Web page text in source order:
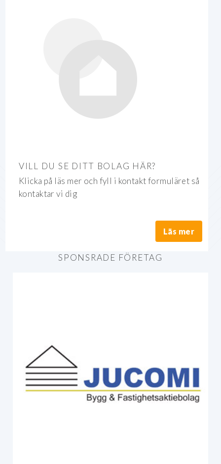
VILL DU SE DITT BOLAG HÄR?
Klicka på läs mer och fyll i kontakt formuläret så
kontaktar vi dig
Läs mer
SPONSRADE FÖRETAG